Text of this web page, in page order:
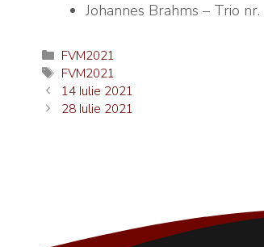
Johannes Brahms – Trio
Categorii
FVM2021
Etichete
FVM2021
14 Iulie 2021
28 Iulie 2021